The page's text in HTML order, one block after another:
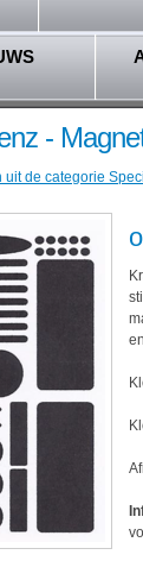
-
uit de categorie